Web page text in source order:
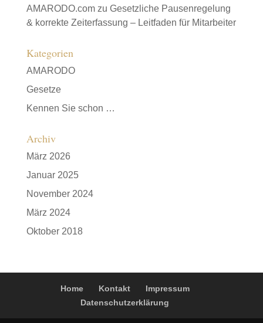
AMARODO.comzu Gesetzliche Pausenregelung
& korrekte Zeiterfassung – Leitfaden für Mitarbeiter
Kategorien
AMARODO
Gesetze
Kennen Sie schon …
Archiv
März 2026
Januar 2025
November 2024
März 2024
Oktober 2018
Home Kontakt
Impressum
Datenschutzerklärung